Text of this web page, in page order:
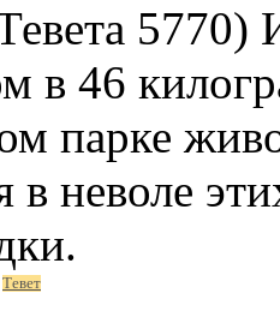
5770)
в 46
парке
в неволе
Тевет